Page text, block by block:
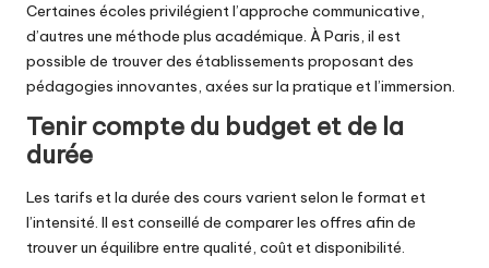
Certaines écoles privilégient l’approche communicative,
d’autres une méthode plus académique. À Paris, il est
possible de trouver des établissements proposant des
pédagogies innovantes, axées sur la pratique et l’immersion.
Tenir compte du budget et de la
durée
Les tarifs et la durée des cours varient selon le format et
l’intensité. Il est conseillé de comparer les offres afin de
trouver un équilibre entre qualité, coût et disponibilité.